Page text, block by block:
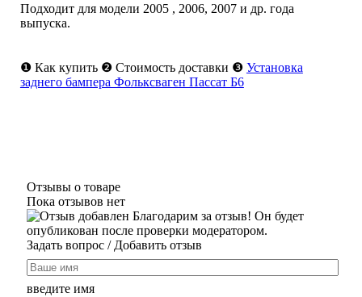
Подходит для модели 2005 , 2006, 2007и др. года
выпуска.
❶ Как купить ❷ Стоимость доставки ❸ Установка
заднего бампера Фольксваген Пассат Б6
Отзывы о товаре
Пока отзывов нет
Благодарим за отзыв! Он будет
опубликован после проверки модератором.
Задать вопрос/ Добавить отзыв
введите имя